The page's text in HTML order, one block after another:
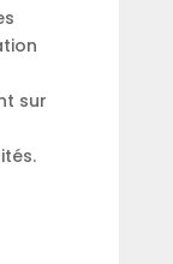
sur